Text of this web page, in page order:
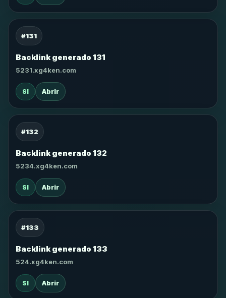
#131
Backlink generado 131
5231.xg4ken.com
SI Abrir
#132
Backlink generado 132
5234.xg4ken.com
SI Abrir
#133
Backlink generado 133
524.xg4ken.com
SI Abrir